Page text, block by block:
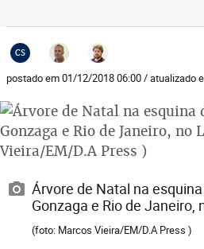
CS
postado em 01/12/2018 06:00 / atualizado
Árvore de Natal na
Gonzaga e Rio de Janeiro,
(foto: Marcos Vieira/EM/D.A Press )